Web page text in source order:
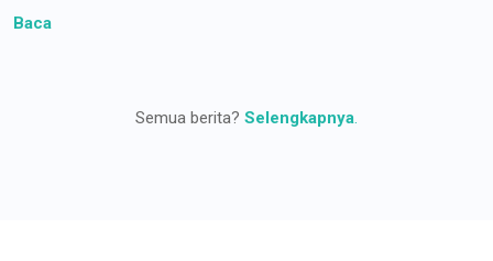
Baca
Semua berita? Selengkapnya